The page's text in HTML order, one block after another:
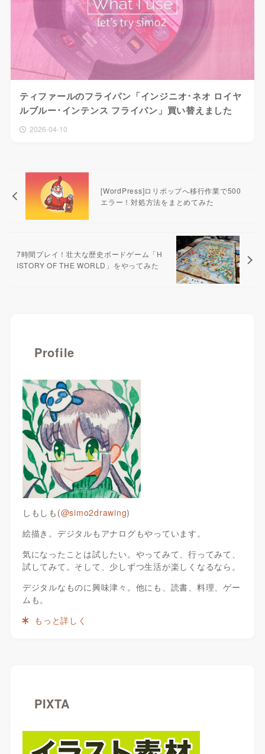
ティファールのフライパン「インジニオ･ネオ ロイヤ
ルブルー･インテンス フライパン」買い替えました
2026-04-10
[WordPress]ロリポップへ移行作業で500
エラー！対処方法をまとめてみた
7時間プレイ！壮大な歴史ボードゲーム「H
ISTORY OF THE WORLD」をやってみた
Profile
しもしも(@simo2drawing)
絵描き。デジタルもアナログもやっています。
気になったことは試したい。やってみて、行ってみて、
試してみて。そして、少しずつ生活が楽しくなるなら。
デジタルなものに興味津々。他にも、読書、料理、ゲー
ムも。
もっと詳しく
PIXTA